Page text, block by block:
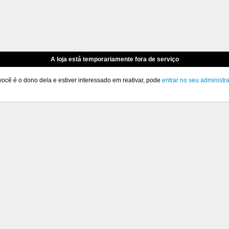
A loja está temporariamente fora de serviço
é o dono dela e estiver interessado em reativar, pode entrar no seu